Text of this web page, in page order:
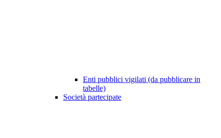
Enti pubblici vigilati (da pubblicare in
tabelle)
Società partecipate